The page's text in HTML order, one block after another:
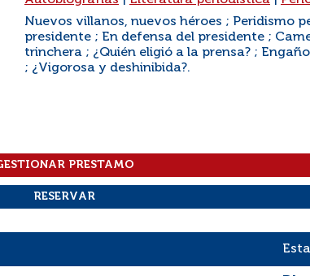
Nuevos villanos, nuevos héroes ; Peridismo
presidente ; En defensa del presidente ;
trinchera ; ¿Quién eligió a la prensa? ;
; ¿Vigorosa y deshinibida?.